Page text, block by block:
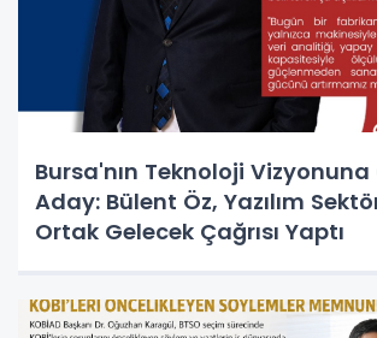
Bursa'nın Teknoloji Vizyonuna
Aday: Bülent Öz, Yazılım
Ortak Gelecek Çağrısı Yaptı